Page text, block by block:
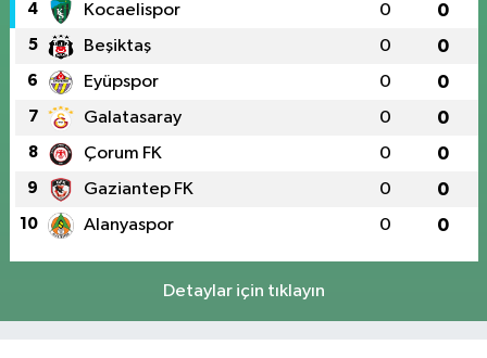
4 Kocaelispor 0 0
5 Beşiktaş 0 0
6 Eyüpspor 0 0
7 Galatasaray 0 0
8 Çorum FK 0 0
9 Gaziantep FK 0 0
10 Alanyaspor 0 0
Detaylar için tıklayın